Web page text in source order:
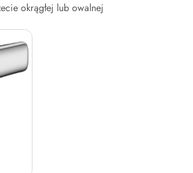
okrągłej lub owalnej